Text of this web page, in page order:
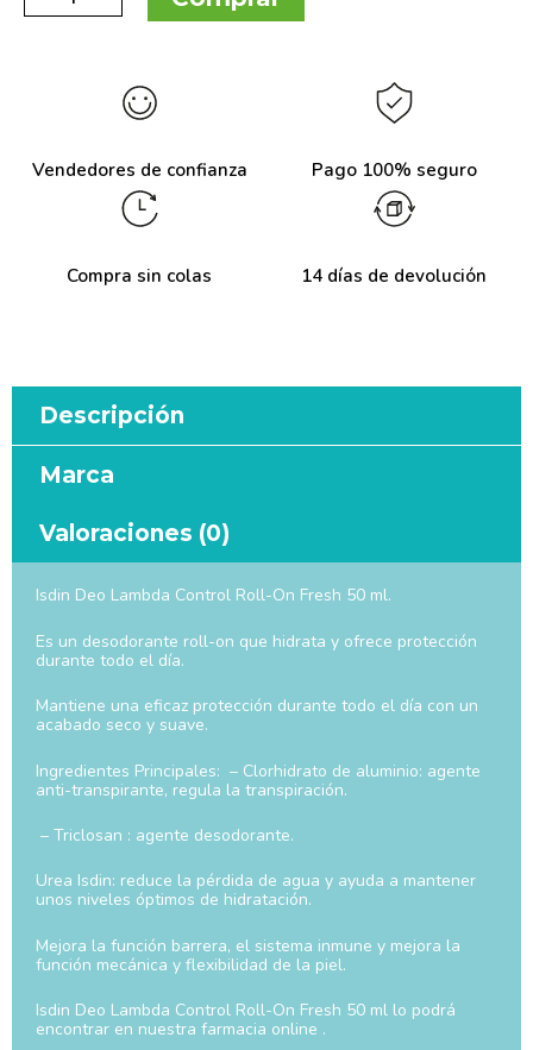
Vendedores de confianza Pago 100% seguro
Compra sin colas 14 días de devolución
Descripción
Marca
Valoraciones (0)
Isdin Deo Lambda Control Roll-On Fresh 50 ml.
Es un desodorante roll-on que hidrata y ofrece protección
durante todo el día.
Mantiene una eficaz protección durante todo el día con un
acabado seco y suave.
Ingredientes Principales: – Clorhidrato de aluminio: agente
anti-transpirante, regula la transpiración.
– Triclosan : agente desodorante.
Urea Isdin: reduce la pérdida de agua y ayuda a mantener
unos niveles óptimos de hidratación.
Mejora la función barrera, el sistema inmune y mejora la
función mecánica y flexibilidad de la piel.
Isdin Deo Lambda Control Roll-On Fresh 50 ml lo podrá
encontrar en nuestra farmacia online .